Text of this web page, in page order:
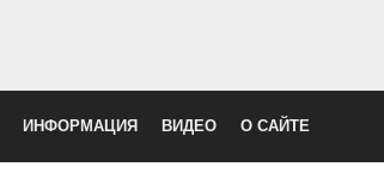
ИНФОРМАЦИЯ ВИДЕО О САЙТЕ